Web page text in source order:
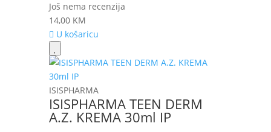
Još nema recenzija
14,00 KM
U košaricu
ISISPHARMA
ISISPHARMA TEEN DERM
A.Z. KREMA 30ml IP